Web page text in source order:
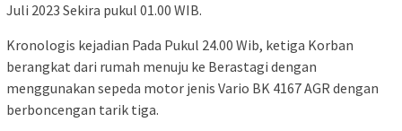
Juli 2023 Sekira pukul 01.00 WIB.
Kronologis kejadian Pada Pukul 24.00 Wib, ketiga Korban
berangkat dari rumah menuju ke Berastagi dengan
menggunakan sepeda motor jenis Vario BK 4167 AGR dengan
berboncengan tarik tiga.